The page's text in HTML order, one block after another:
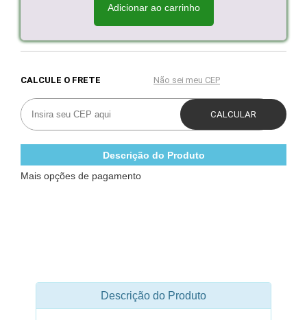
Adicionar ao carrinho
Descrição do Produto
Mais opções de pagamento
Descrição do Produto